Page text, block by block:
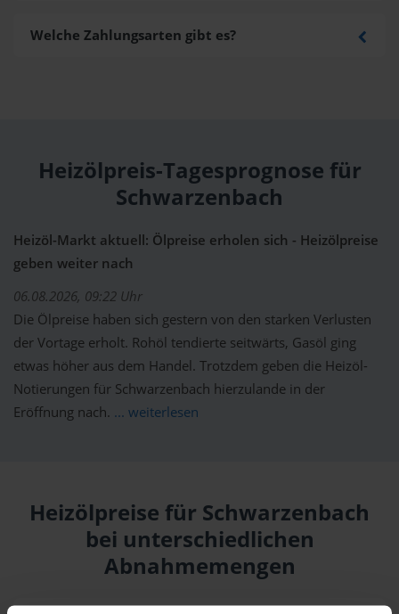
Welche Zahlungsarten gibt es?
Heizölpreis-Tagesprognose für
Schwarzenbach
Heizöl-Markt aktuell: Ölpreise erholen sich - Heizölpreise
geben weiter nach
06.08.2026, 09:22 Uhr
Die Ölpreise haben sich gestern von den starken Verlusten
der Vortage erholt. Rohöl tendierte seitwärts, Gasöl ging
etwas höher aus dem Handel. Trotzdem geben die Heizöl-
Notierungen für Schwarzenbach hierzulande in der
Eröffnung nach. ... weiterlesen
Heizölpreise für Schwarzenbach
bei unterschiedlichen
Abnahmemengen